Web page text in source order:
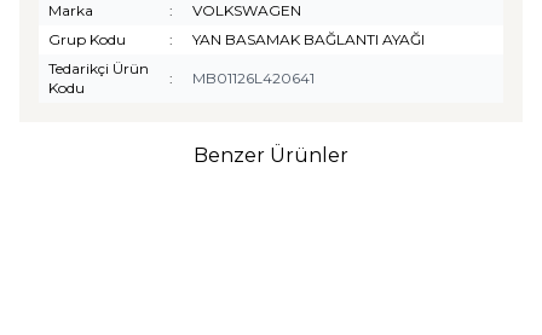
Marka
:
VOLKSWAGEN
Grup Kodu
:
YAN BASAMAK BAĞLANTI AYAĞI
Tedarikçi Ürün
Kodu
: MB01126L420641
Benzer Ürünler